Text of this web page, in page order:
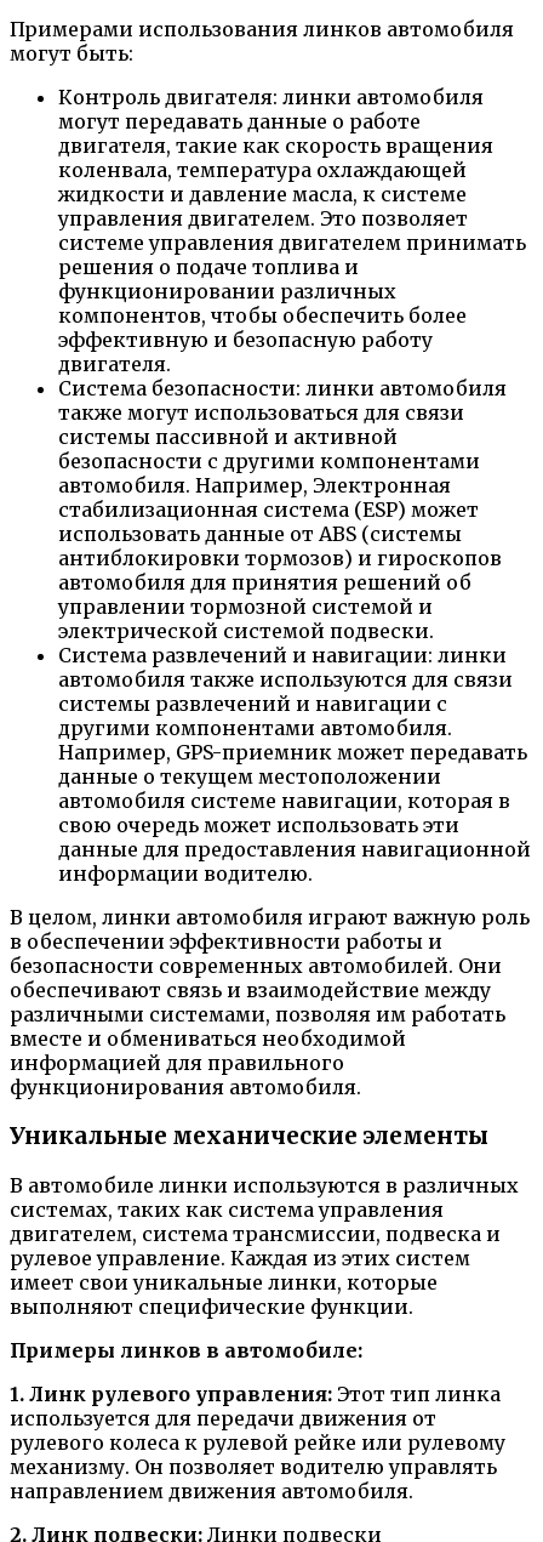
Примерами использования линков автомобиля
могут быть:
Контроль двигателя: линки автомобиля
могут передавать данные о работе
двигателя, такие как скорость вращения
коленвала, температура охлаждающей
жидкости и давление масла, к системе
управления двигателем. Это позволяет
системе управления двигателем принимать
решения о подаче топлива и
функционировании различных
компонентов, чтобы обеспечить более
эффективную и безопасную работу
двигателя.
Система безопасности: линки автомобиля
также могут использоваться для связи
системы пассивной и активной
безопасности с другими компонентами
автомобиля. Например, Электронная
стабилизационная система (ESP) может
использовать данные от ABS (системы
антиблокировки тормозов) и гироскопов
автомобиля для принятия решений об
управлении тормозной системой и
электрической системой подвески.
Система развлечений и навигации: линки
автомобиля также используются для связи
системы развлечений и навигации с
другими компонентами автомобиля.
Например, GPS-приемник может передавать
данные о текущем местоположении
автомобиля системе навигации, которая в
свою очередь может использовать эти
данные для предоставления навигационной
информации водителю.
В целом, линки автомобиля играют важную роль
в обеспечении эффективности работы и
безопасности современных автомобилей. Они
обеспечивают связь и взаимодействие между
различными системами, позволяя им работать
вместе и обмениваться необходимой
информацией для правильного
функционирования автомобиля.
Уникальные механические элементы
В автомобиле линки используются в различных
системах, таких как система управления
двигателем, система трансмиссии, подвеска и
рулевое управление. Каждая из этих систем
имеет свои уникальные линки, которые
выполняют специфические функции.
Примеры линков в автомобиле:
1. Линк рулевого управления: Этот тип линка
используется для передачи движения от
рулевого колеса к рулевой рейке или рулевому
механизму. Он позволяет водителю управлять
направлением движения автомобиля.
2. Линк подвески: Линки подвески